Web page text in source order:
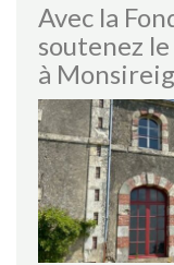
Avec la
soutenez
à